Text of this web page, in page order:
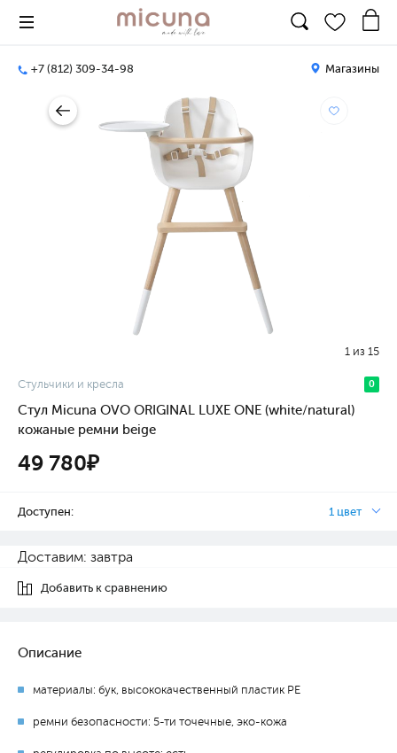
+7 (812) 309-34-98 Магазины
1 из 15
Стульчики и кресла 0
Стул Micuna OVO ORIGINAL LUXE ONE (white/natural)
кожаные ремни beige
49 780₽
Доступен: 1 цвет
Доставим: завтра
Добавить к сравнению
Описание
материалы: бук, высококачественный пластик PE
ремни безопасности: 5-ти точечные, эко-кожа